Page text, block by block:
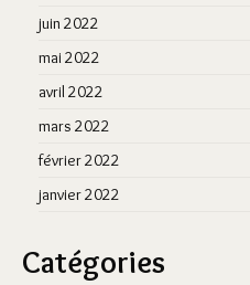
juin 2022
mai 2022
avril 2022
mars 2022
février 2022
janvier 2022
Catégories